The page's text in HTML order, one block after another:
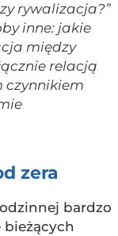
rywalizacja?”
inne: jakie
między
relacją
czynnikiem
zera
bardzo